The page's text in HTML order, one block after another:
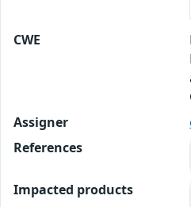
CWE
Assigner
References
Impacted products